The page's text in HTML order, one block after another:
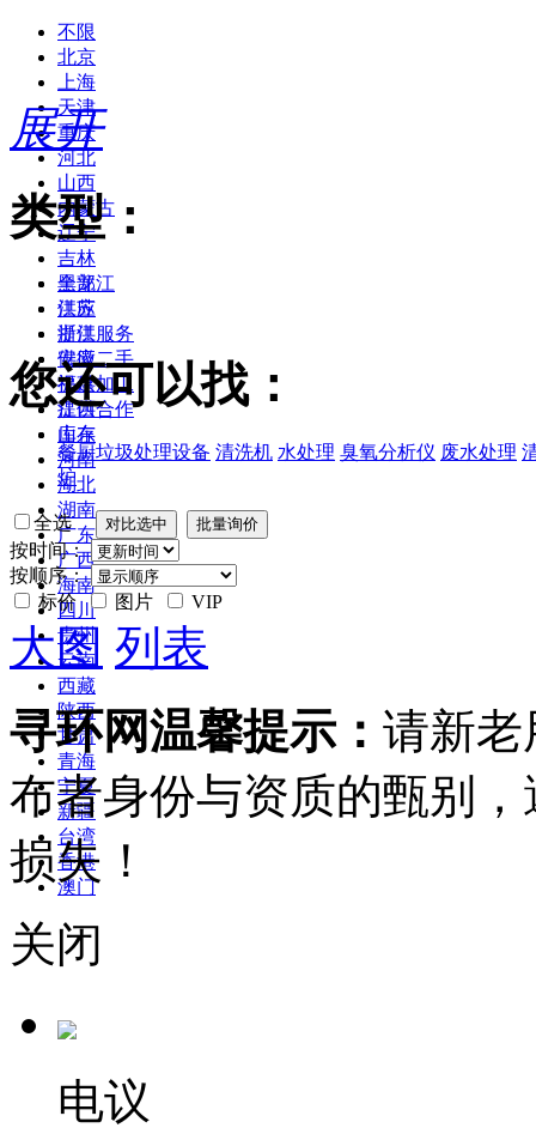
不限
北京
上海
天津
重庆
河北
山西
内蒙古
辽宁
吉林
黑龙江
江苏
浙江
安徽
福建
江西
山东
河南
湖北
湖南
广东
广西
海南
四川
贵州
云南
西藏
陕西
甘肃
青海
宁夏
新疆
台湾
香港
澳门
展开
类型：
全部
供应
提供服务
供应二手
提供加工
提供合作
库存
您还可以找：
餐厨垃圾处理设备 清洗机 水处理 臭氧分析仪 废水处理
炉
全选
按时间：
按顺序：
标价
图片 VIP
大图 列表
寻环网温馨提示： 请新老
布者身份与资质的甄别
损失！
关闭
电议